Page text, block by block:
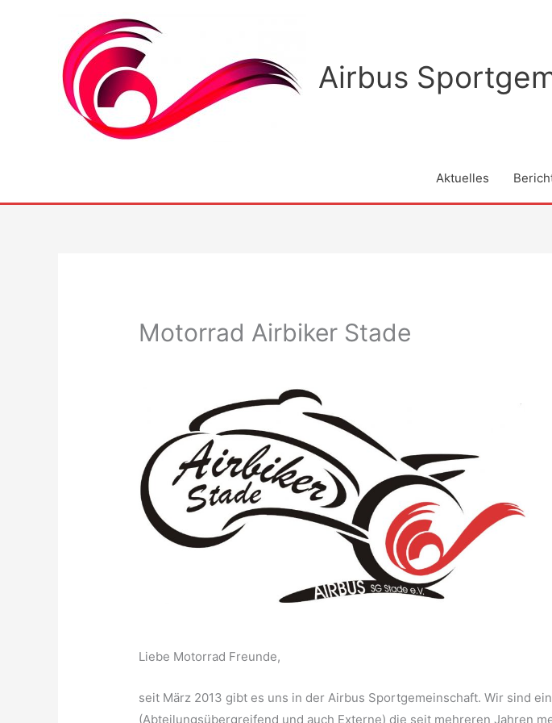
Airbus
Aktuelles
Motorrad Airbiker Stade
Liebe Motorrad Freunde,
seit März 2013 gibt es uns in der Airbus Sportgemeinschaft. Wir sind
(Abteilungsübergreifend und auch Externe) die seit mehreren Jahren